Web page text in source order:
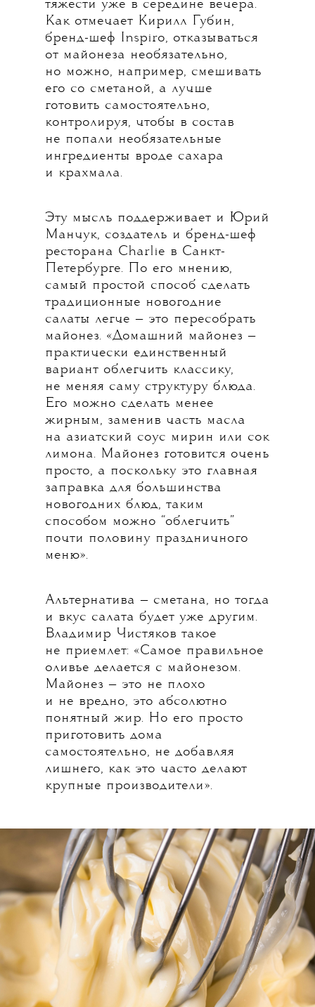
тяжести уже в середине вечера.
Как отмечает Кирилл Губин,
бренд-шеф Inspiro, отказываться
от майонеза необязательно,
но можно, например, смешивать
его со сметаной, а лучше
готовить самостоятельно,
контролируя, чтобы в состав
не попали необязательные
ингредиенты вроде сахара
и крахмала.
Эту мысль поддерживает и Юрий
Манчук, создатель и бренд-шеф
ресторана Charlie в Санкт-
Петербурге. По его мнению,
самый простой способ сделать
традиционные новогодние
салаты легче — это пересобрать
майонез. «Домашний майонез —
практически единственный
вариант облегчить классику,
не меняя саму структуру блюда.
Его можно сделать менее
жирным, заменив часть масла
на азиатский соус мирин или сок
лимона. Майонез готовится очень
просто, а поскольку это главная
заправка для большинства
новогодних блюд, таким
способом можно “облегчить”
почти половину праздничного
меню».
Альтернатива — сметана, но тогда
и вкус салата будет уже другим.
Владимир Чистяков такое
не приемлет: «Самое правильное
оливье делается с майонезом.
Майонез — это не плохо
и не вредно, это абсолютно
понятный жир. Но его просто
приготовить дома
самостоятельно, не добавляя
лишнего, как это часто делают
крупные производители».